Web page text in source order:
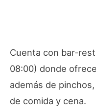
Cuenta con bar-
08:00) donde
además de
de comida y cena.